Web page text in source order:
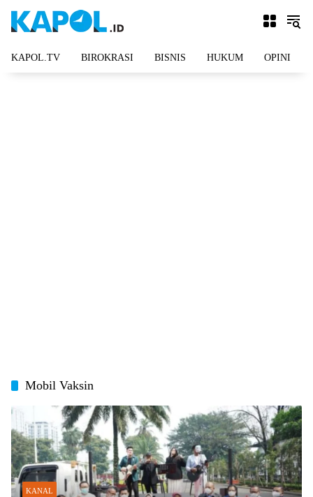
KAPOL.TV BIROKRASI BISNIS HUKUM OPINI
Mobil Vaksin
KANAL